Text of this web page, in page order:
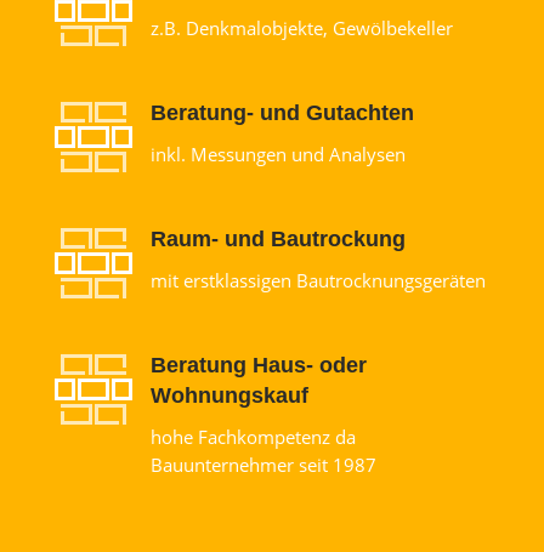
z.B. Denkmalobjekte, Gewölbekeller
Beratung- und Gutachten
inkl. Messungen und Analysen
Raum- und Bautrockung
mit erstklassigen Bautrocknungsgeräten
Beratung Haus- oder
Wohnungskauf
hohe Fachkompetenz da
Bauunternehmer seit 1987